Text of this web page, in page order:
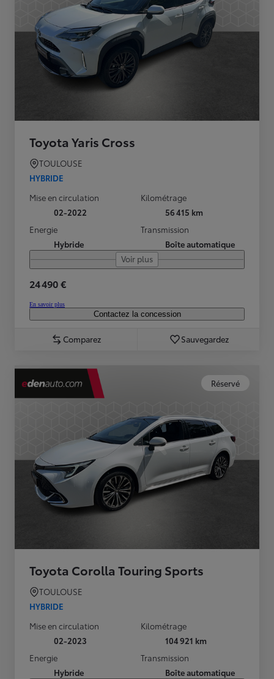
Toyota Yaris Cross
TOULOUSE
HYBRIDE
Mise en circulation
02-2022
Kilométrage
56 415 km
Energie
Hybride
Transmission
Boîte automatique
Voir plus
24 490 €
En savoir plus
Contactez la concession
Comparez Sauvegardez
Réservé
Toyota Corolla Touring Sports
TOULOUSE
HYBRIDE
Mise en circulation
02-2023
Kilométrage
104 921 km
Energie
Hybride
Transmission
Boîte automatique